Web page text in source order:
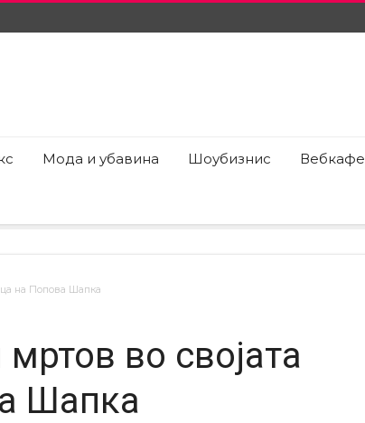
Мода и убавина Шоубизнис Вебкафе
на Попова Шапка
во својата
Шапка